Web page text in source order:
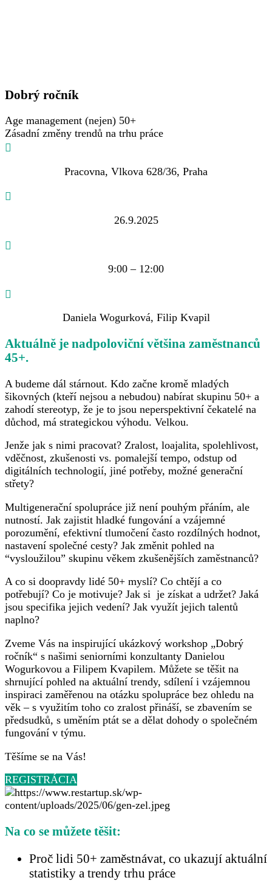
Dobrý ročník
Age management (nejen) 50+
Zásadní změny trendů na trhu práce
Pracovna, Vlkova 628/36, Praha
26.9.2025
9:00 – 12:00
Daniela Wogurková, Filip Kvapil
Aktuálně je nadpoloviční většina zaměstnanců
45+.
A budeme dál stárnout. Kdo začne kromě mladých
šikovných (kteří nejsou a nebudou) nabírat skupinu 50+ a
zahodí stereotyp, že je to jsou neperspektivní čekatelé na
důchod, má strategickou výhodu. Velkou.
Jenže jak s nimi pracovat? Zralost, loajalita, spolehlivost,
vděčnost, zkušenosti vs. pomalejší tempo, odstup od
digitálních technologií, jiné potřeby, možné generační
střety?
Multigenerační spolupráce již není pouhým přáním, ale
nutností. Jak zajistit hladké fungování a vzájemné
porozumění, efektivní tlumočení často rozdílných hodnot,
nastavení společné cesty? Jak změnit pohled na
“vysloužilou” skupinu věkem zkušenějších zaměstnanců?
A co si doopravdy lidé 50+ myslí? Co chtějí a co
potřebují? Co je motivuje? Jak si je získat a udržet? Jaká
jsou specifika jejich vedení? Jak využít jejich talentů
naplno?
Zveme Vás na inspirující ukázkový workshop „Dobrý
ročník“ s našimi seniorními konzultanty Danielou
Wogurkovou a Filipem Kvapilem. Můžete se těšit na
shrnující pohled na aktuální trendy, sdílení i vzájemnou
inspiraci zaměřenou na otázku spolupráce bez ohledu na
věk – s využitím toho co zralost přináší, se zbavením se
předsudků, s uměním ptát se a dělat dohody o společném
fungování v týmu.
Těšíme se na Vás!
REGISTRÁCIA
Na co se můžete těšit:
Proč lidi 50+ zaměstnávat, co ukazují aktuální
statistiky a trendy trhu práce